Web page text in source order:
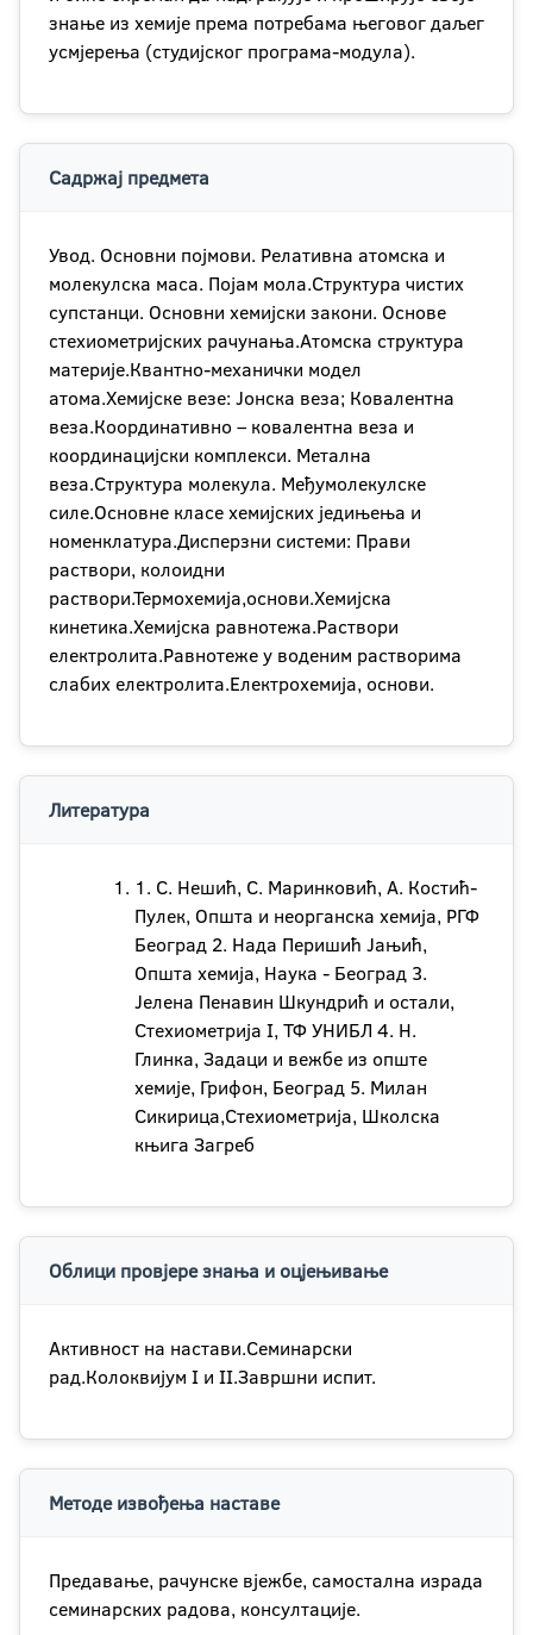
знање из хемије према потребама његовог даљег
усмјерења (студијског програма-модула).
Садржај предмета
Увод. Основни појмови. Релативна атомска и
молекулска маса. Појам мола.Структура чистих
супстанци. Основни хемијски закони. Основе
стехиометријских рачунања.Атомска структура
материје.Квантно-механички модел
атома.Хемијске везе: Јонска веза; Ковалентна
веза.Координативно – ковалентна веза и
координацијски комплекси. Метална
веза.Структура молекула. Међумолекулске
силе.Основне класе хемијских једињења и
номенклатура.Дисперзни системи: Прави
раствори, колоидни
раствори.Термохемија,основи.Хемијска
кинетика.Хемијска равнотежа.Раствори
електролита.Равнотеже у воденим растворима
слабих електролита.Електрохемија, основи.
Литература
1. С. Нешић, С. Маринковић, А. Костић-
Пулек, Општа и неорганска хемија, РГФ
Београд 2. Нада Перишић Јањић,
Општа хемија, Наука - Београд 3.
Јелена Пенавин Шкундрић и остали,
Стехиометрија I, ТФ УНИБЛ 4. Н.
Глинка, Задаци и вежбе из опште
хемије, Грифон, Београд 5. Милан
Сикирица,Стехиометрија, Школска
књига Загреб
Облици провјере знања и оцјењивање
Активност на настави.Семинарски
рад.Колоквијум I и II.Завршни испит.
Методе извођења наставе
Предавање, рачунске вјежбе, самостална израда
семинарских радова, консултације.